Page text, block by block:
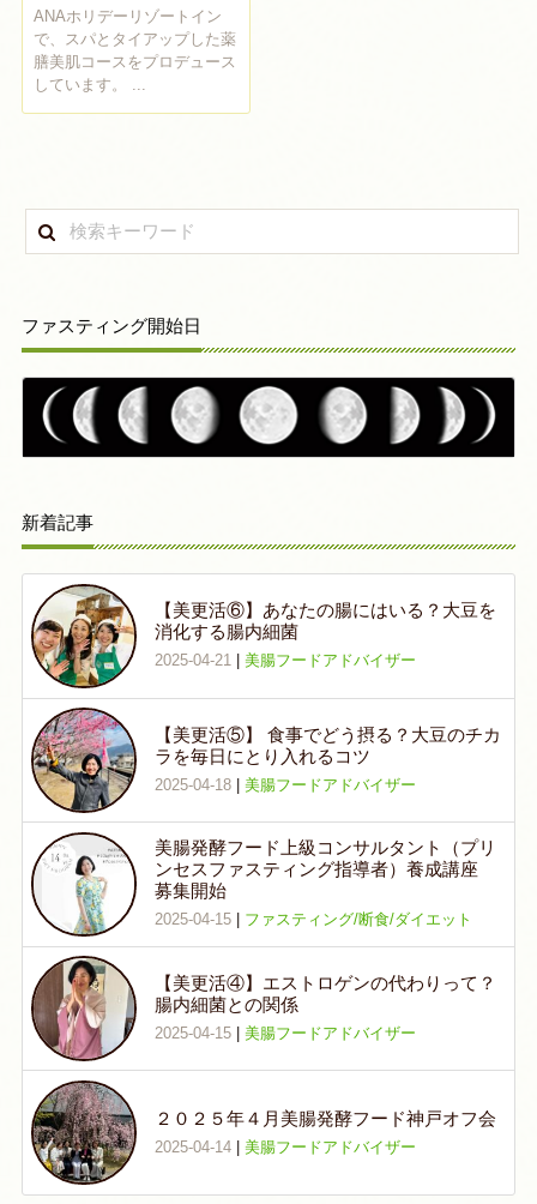
ANAホリデーリゾートイン
で、スパとタイアップした薬
膳美肌コースをプロデュース
しています。 ...
ファスティング開始日
新着記事
【美更活⑥】あなたの腸にはいる？大豆を
消化する腸内細菌
2025-04-21| 美腸フードアドバイザー
【美更活⑤】 食事でどう摂る？大豆のチカ
ラを毎日にとり入れるコツ
2025-04-18| 美腸フードアドバイザー
美腸発酵フード上級コンサルタント（プリ
ンセスファスティング指導者）養成講座
募集開始
2025-04-15| ファスティング/断食/ダイエット
【美更活④】エストロゲンの代わりって？
腸内細菌との関係
2025-04-15| 美腸フードアドバイザー
２０２５年４月美腸発酵フード神戸オフ会
2025-04-14| 美腸フードアドバイザー